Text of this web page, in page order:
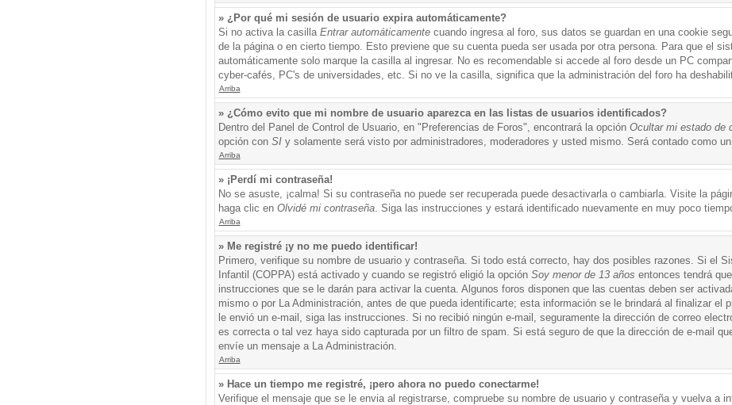
» ¿Por qué mi sesión de usuario expira automáticamente?
Si no activa la casilla Entrar automáticamentecuando ingresa al foro, sus datos se guardan en una cookie
de la página o en cierto tiempo. Esto previene que su cuenta pueda ser usada por otra persona. Para que el
automáticamente solo marque la casilla al ingresar. No es recomendable si accede al foro desde un PC
cyber-cafés, PC's de universidades, etc. Si no ve la casilla, significa que la administración del foro ha
Arriba
» ¿Cómo evito que mi nombre de usuario aparezca en las listas de usuarios identificados?
Dentro del Panel de Control de Usuario, en "Preferencias de Foros", encontrará la opción Ocultar mi estado de
opción con SIy solamente será visto por administradores, moderadores y usted mismo. Será contado como
Arriba
» ¡Perdí mi contraseña!
No se asuste, ¡calma! Si su contraseña no puede ser recuperada puede desactivarla o cambiarla. Visite la
haga clic en Olvidé mi contraseña. Siga las instrucciones y estará identificado nuevamente en muy poco
Arriba
» Me registré ¡y no me puedo identificar!
Primero, verifique su nombre de usuario y contraseña. Si todo está correcto, hay dos posibles razones. Si el
Infantil (COPPA) está activado y cuando se registró eligió la opción Soy menor de 13 años entonces tendrá
instrucciones que se le darán para activar la cuenta. Algunos foros disponen que las cuentas deben ser
mismo o por La Administración, antes de que pueda identificarte; esta información se le brindará al finalizar el
le envió un e-mail, siga las instrucciones. Si no recibió ningún e-mail, seguramente la dirección de correo
es correcta o tal vez haya sido capturada por un filtro de spam. Si está seguro de que la dirección de e-mail
envíe un mensaje a La Administración.
Arriba
» Hace un tiempo me registré, ¡pero ahora no puedo conectarme!
Verifique el mensaje que se le envia al registrarse, compruebe su nombre de usuario y contraseña y vuelva a